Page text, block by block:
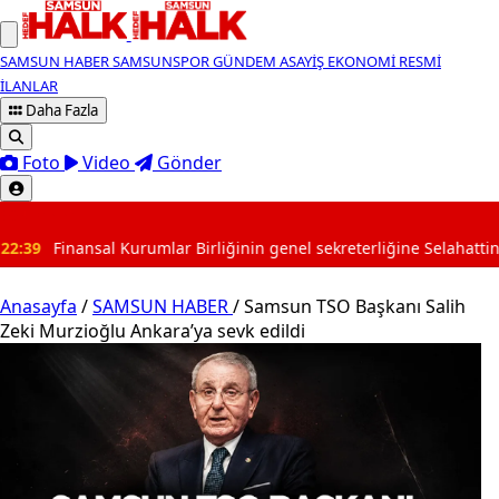
SAMSUN HABERSAMSUNSPORGÜNDEM ASAYİŞ EKONOMİ RESMİ
İLANLAR
Daha Fazla
Foto Video Gönder
Birliğinin genel sekreterliğine Selahattin Süleymanoğlu
Anasayfa /SAMSUN HABER/Samsun TSO Başkanı Salih
Zeki Murzioğlu Ankara’ya sevk edildi